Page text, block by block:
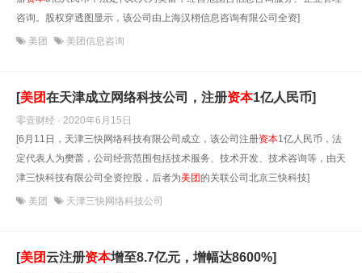
咨询。股权穿透图显示，该公司由上海汉栩信息咨询有限公司全资]
美团 美团信息咨询
[美团在天津成立网络科技公司，注册资本1亿人民币]
零壹财经 · 2020年6月15日
[6月11日，天津三快网络科技有限公司成立，该公司注册资本1亿人民币，法
定代表人为樊蕾，公司经营范围包括技术服务、技术开发、技术咨询等，由天
津三快科技有限公司全资控股，后者为美团的关联公司北京三快科技]
美团 天津三快网络科技公司
[美团云注册资本增至8.7亿元，增幅达8600%]